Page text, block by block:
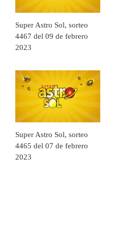
Super Astro Sol, sorteo
4467 del 09 de febrero
2023
Super Astro Sol, sorteo
4465 del 07 de febrero
2023